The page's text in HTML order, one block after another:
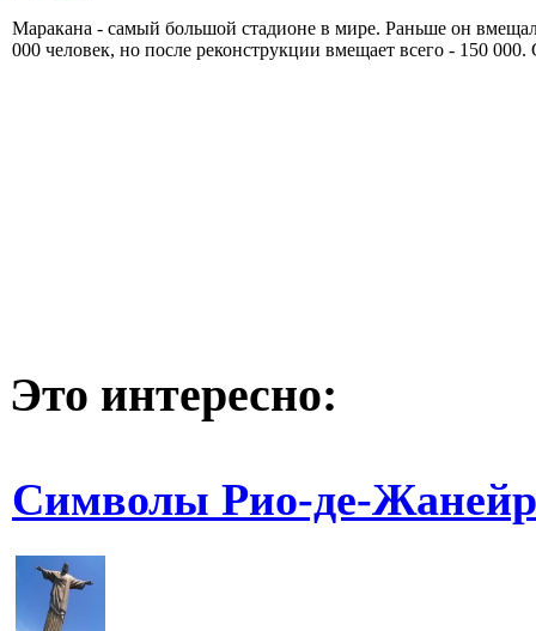
Маракана - самый большой стадионе в мире. Раньше он
000 человек, но после реконструкции вмещает всего - 150 000.
Это интересно:
Символы Рио-де-